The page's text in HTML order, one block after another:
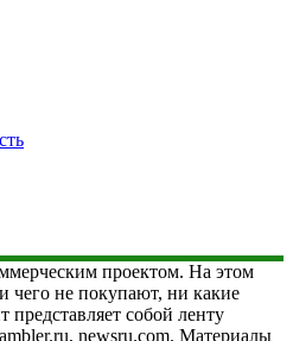
проектом. На этом
чего не покупают, ни какие
представляет собой ленту
newsru.com. Материалы